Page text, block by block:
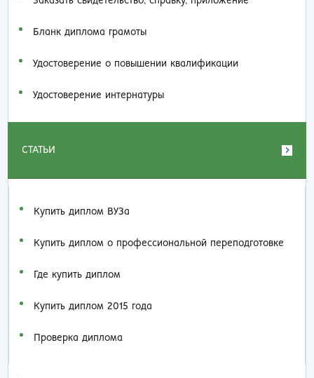
Бланк диплома грамоты
Удостоверение о повышении квалификации
Удостоверение интернатуры
СТАТЬИ
Купить диплом ВУЗа
Купить диплом о профессиональной переподготовке
Где купить диплом
Купить диплом 2015 года
Проверка диплома